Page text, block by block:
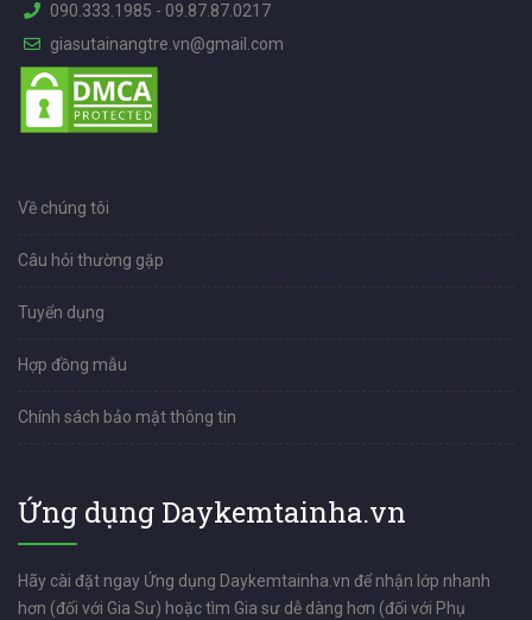
090.333.1985 - 09.87.87.0217
giasutainangtre.vn@gmail.com
Về chúng tôi
Câu hỏi thường gặp
Tuyển dụng
Hợp đồng mẫu
Chính sách bảo mật thông tin
Ứng dụng Daykemtainha.vn
Hãy cài đặt ngay Ứng dụng Daykemtainha.vn để nhận lớp nhanh
hơn (đối với Gia Sư) hoặc tìm Gia sư dễ dàng hơn (đối với Phụ